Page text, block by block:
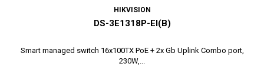
HIKVISION
DS-3E1318P-EI(B)
Smart managed switch 16x100TX PoE + 2x Gb Uplink Combo port,
230W,...